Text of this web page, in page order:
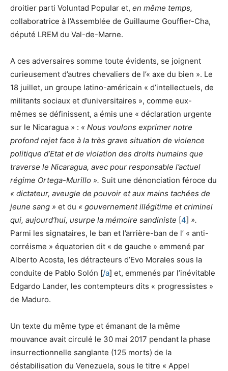
droitier parti Voluntad Popular et, en même temps,
collaboratrice à l’Assemblée de Guillaume Gouffier-Cha,
député LREM du Val-de-Marne.
A ces adversaires somme toute évidents, se joignent
curieusement d’autres chevaliers de l’« axe du bien ». Le
18 juillet, un groupe latino-américain « d’intellectuels, de
militants sociaux et d’universitaires », comme eux-
mêmes se définissent, a émis une « déclaration urgente
sur le Nicaragua » : « Nous voulons exprimer notre
profond rejet face à la très grave situation de violence
politique d’Etat et de violation des droits humains que
traverse le Nicaragua, avec pour responsable l’actuel
régime Ortega-Murillo ». Suit une dénonciation féroce du
« dictateur, aveugle de pouvoir et aux mains tachées de
jeune sang » et du « gouvernement illégitime et criminel
qui, aujourd’hui, usurpe la mémoire sandiniste [4] ».
Parmi les signataires, le ban et l’arrière-ban de l’ « anti-
corréisme » équatorien dit « de gauche » emmené par
Alberto Acosta, les détracteurs d’Evo Morales sous la
conduite de Pablo Solón [/a] et, emmenés par l’inévitable
Edgardo Lander, les contempteurs dits « progressistes »
de Maduro.
Un texte du même type et émanant de la même
mouvance avait circulé le 30 mai 2017 pendant la phase
insurrectionnelle sanglante (125 morts) de la
déstabilisation du Venezuela, sous le titre « Appel